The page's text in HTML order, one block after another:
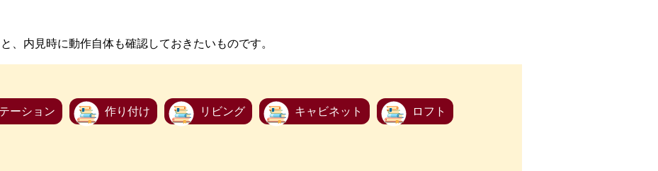
、内見時に動作自体も確認しておきたいものです。
ーション 作り付け リビング キャビネット ロフト